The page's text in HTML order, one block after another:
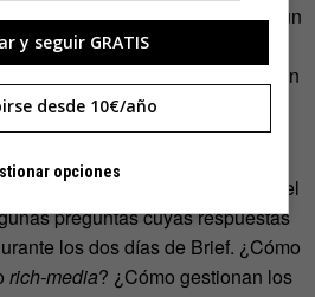
conferencias del Brief Festival aún
nombres como Inés Alpha,
Paloma Rincón (la imagen
es suya), Sometimes Always,
o Isabelle Udo.
30 minutos cada una y desde el
preguntas cuyas respuestas
los dos días de Brief. ¿Cómo
rich-media? ¿Cómo gestionan los
y seguir GRATIS
desde 10€/año
opciones